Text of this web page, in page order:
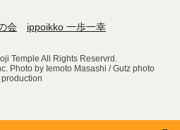
会 ippoikko 一歩一幸
Temple All Rights Reservrd.
Photo by Iemoto Masashi / Gutz photo
production